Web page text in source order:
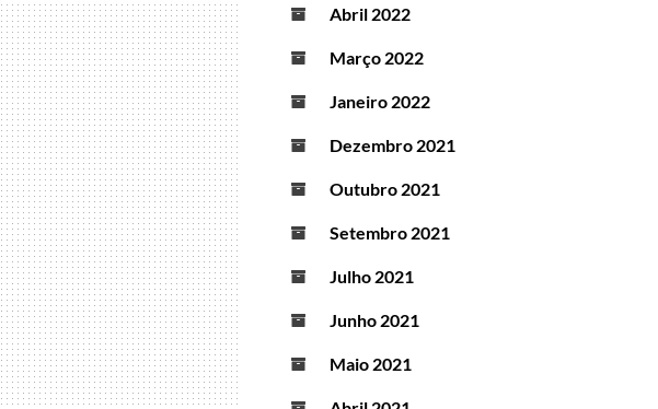
Abril 2022
Março 2022
Janeiro 2022
Dezembro 2021
Outubro 2021
Setembro 2021
Julho 2021
Junho 2021
Maio 2021